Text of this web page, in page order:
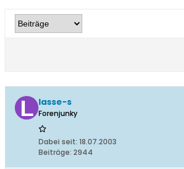
lasse-s
Forenjunky
Dabei seit: 18.07.2003
Beiträge: 2944